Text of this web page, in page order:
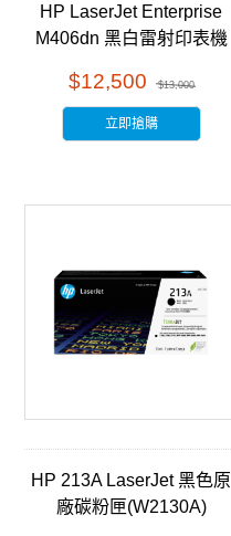
HP LaserJet Enterprise
M406dn 黑白雷射印表機
$12,500 $13,000
立即搶購
HP 213A LaserJet 黑色原
廠碳粉匣(W2130A)